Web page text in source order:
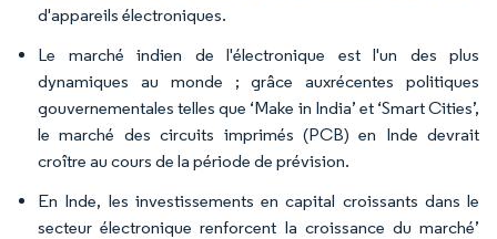
d'appareils électroniques.
Le marché indien de l'électronique est l'un des plus
dynamiques au monde ; grâce auxrécentes politiques
gouvernementales telles que ‘Make in India’ et ‘Smart Cities’,
le marché des circuits imprimés (PCB) en Inde devrait
croître au cours de la période de prévision.
En Inde, les investissements en capital croissants dans le
secteur électronique renforcent la croissance du marché’